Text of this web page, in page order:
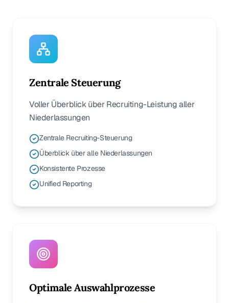
Zentrale Steuerung
Voller Überblick über Recruiting-Leistung aller
Niederlassungen
Zentrale Recruiting-Steuerung
Überblick über alle Niederlassungen
Konsistente Prozesse
Unified Reporting
Optimale Auswahlprozesse